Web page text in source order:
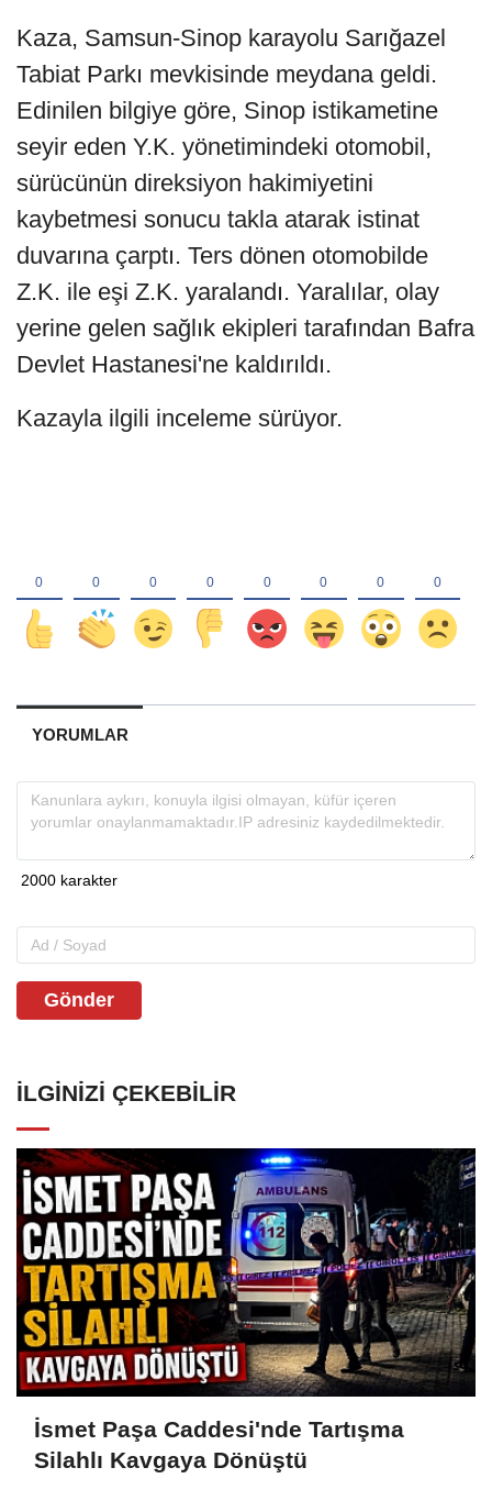
Kaza, Samsun-Sinop karayolu Sarığazel
Tabiat Parkı mevkisinde meydana geldi.
Edinilen bilgiye göre, Sinop istikametine
seyir eden Y.K. yönetimindeki otomobil,
sürücünün direksiyon hakimiyetini
kaybetmesi sonucu takla atarak istinat
duvarına çarptı. Ters dönen otomobilde
Z.K. ile eşi Z.K. yaralandı. Yaralılar, olay
yerine gelen sağlık ekipleri tarafından Bafra
Devlet Hastanesi'ne kaldırıldı.
Kazayla ilgili inceleme sürüyor.
YORUMLAR
Gönder
İLGINIZI ÇEKEBILIR
İsmet Paşa Caddesi'nde Tartışma
Silahlı Kavgaya Dönüştü